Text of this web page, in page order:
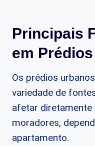
Principais
em Prédios
Os prédios
variedade de
afetar
moradores,
apartamento.